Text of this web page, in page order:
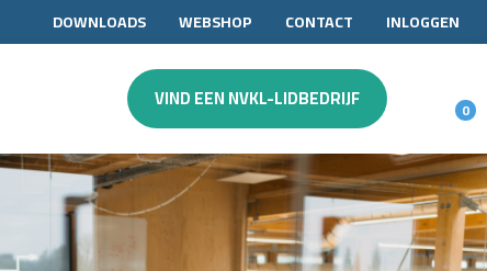
DOWNLOADS WEBSHOP CONTACT INLOGGEN
VIND EEN NVKL-LIDBEDRIJF 0